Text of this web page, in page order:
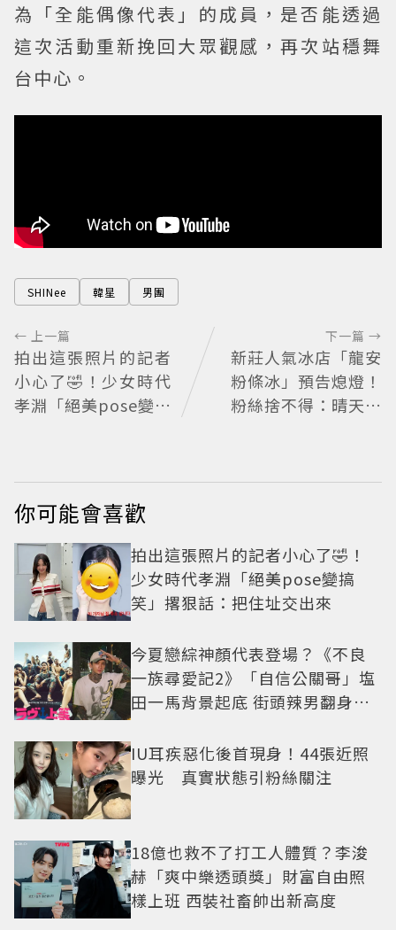
為「全能偶像代表」的成員，是否能透過
這次活動重新挽回大眾觀感，再次站穩舞
台中心。
SHINee 韓星 男團
← 上一篇
拍出這張照片的記者
小心了🤣！少女時代
孝淵「絕美pose變搞
下一篇 →
新莊人氣冰店「龍安
粉條冰」預告熄燈！
粉絲捨不得：晴天霹
你可能會喜歡
拍出這張照片的記者小心了🤣！
少女時代孝淵「絕美pose變搞
笑」撂狠話：把住址交出來
今夏戀綜神顏代表登場？《不良
一族尋愛記2》「自信公關哥」塩
田一馬背景起底 街頭辣男翻身當
IU耳疾惡化後首現身！44張近照
曝光 真實狀態引粉絲關注
18億也救不了打工人體質？李浚
赫「爽中樂透頭獎」財富自由照
樣上班 西裝社畜帥出新高度